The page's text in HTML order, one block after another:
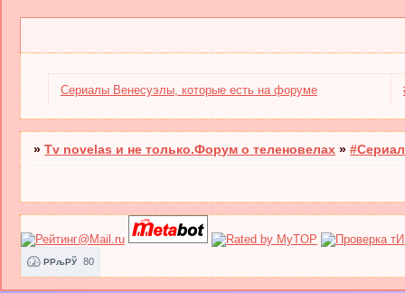
Cериалы Венесуэлы, которые есть на форуме
»Tv novelas и не только.Форум о теленовелах »
РРљРЎ 80